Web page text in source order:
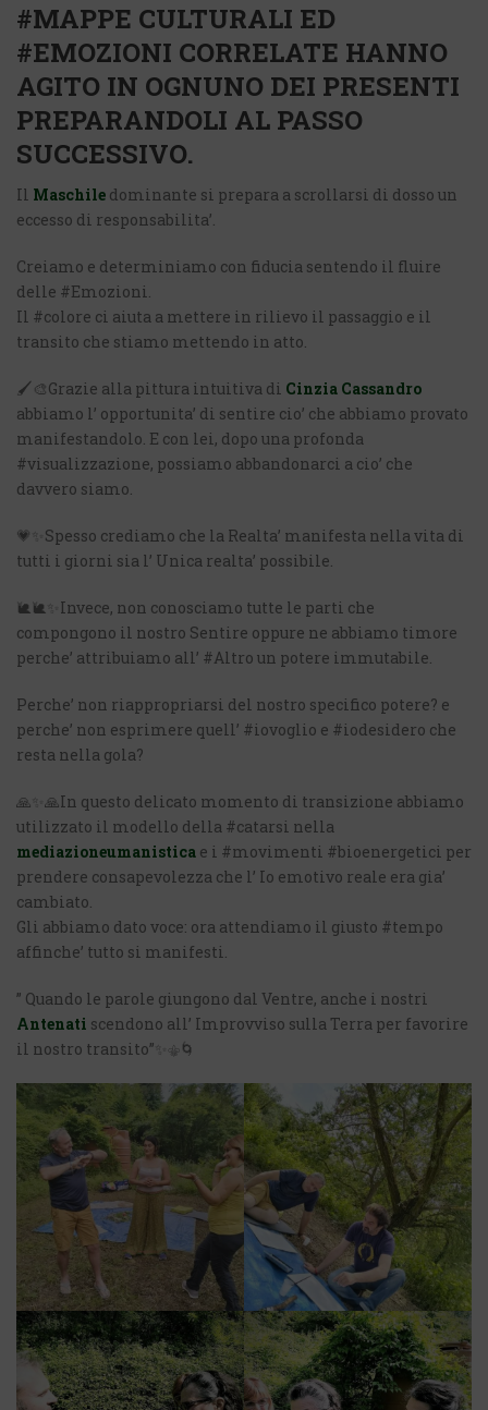
#MAPPE CULTURALI ED
#EMOZIONI CORRELATE HANNO
AGITO IN OGNUNO DEI PRESENTI
PREPARANDOLI AL PASSO
SUCCESSIVO.
Il Maschile dominante si prepara a scrollarsi di dosso un
eccesso di responsabilita’.
Creiamo e determiniamo con fiducia sentendo il fluire
delle #Emozioni.
Il #colore ci aiuta a mettere in rilievo il passaggio e il
transito che stiamo mettendo in atto.
🖌️🎨Grazie alla pittura intuitiva di Cinzia Cassandro
abbiamo l’ opportunita’ di sentire cio’ che abbiamo provato
manifestandolo. E con lei, dopo una profonda
#visualizzazione, possiamo abbandonarci a cio’ che
davvero siamo.
💗✨Spesso crediamo che la Realta’ manifesta nella vita di
tutti i giorni sia l’ Unica realta’ possibile.
🐌🐌✨Invece, non conosciamo tutte le parti che
compongono il nostro Sentire oppure ne abbiamo timore
perche’ attribuiamo all’ #Altro un potere immutabile.
Perche’ non riappropriarsi del nostro specifico potere? e
perche’ non esprimere quell’ #iovoglio e #iodesidero che
resta nella gola?
🙏✨🙏In questo delicato momento di transizione abbiamo
utilizzato il modello della #catarsi nella
mediazioneumanistica e i #movimenti #bioenergetici per
prendere consapevolezza che l’ Io emotivo reale era gia’
cambiato.
Gli abbiamo dato voce: ora attendiamo il giusto #tempo
affinche’ tutto si manifesti.
” Quando le parole giungono dal Ventre, anche i nostri
Antenati scendono all’ Improvviso sulla Terra per favorire
il nostro transito”✨⚜️🌀